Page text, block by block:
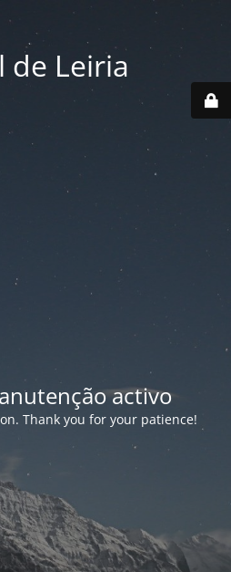
de Leiria
activo
Thank you for your patience!